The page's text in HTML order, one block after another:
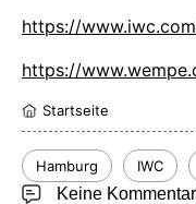
https://
https://
Startseite
Hamburg IWC
Keine